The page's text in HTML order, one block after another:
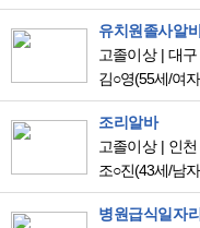
유치원졸사알
고졸이상
대구
김○영(55세/여
조리알바
고졸이상
인
조○진(43세/남
병원급식일자